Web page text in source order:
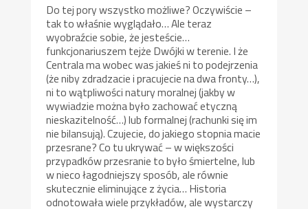
Do tej pory wszystko możliwe? Oczywiście –
tak to właśnie wyglądało… Ale teraz
wyobraźcie sobie, że jesteście…
funkcjonariuszem tejże Dwójki w terenie. I że
Centrala ma wobec was jakieś ni to podejrzenia
(że niby zdradzacie i pracujecie na dwa fronty…),
ni to wątpliwości natury moralnej (jakby w
wywiadzie można było zachować etyczną
nieskazitelność…) lub formalnej (rachunki się im
nie bilansują). Czujecie, do jakiego stopnia macie
przesrane? Co tu ukrywać – w większości
przypadków przesranie to było śmiertelne, lub
w nieco łagodniejszy sposób, ale równie
skutecznie eliminujące z życia… Historia
odnotowała wiele przykładów, ale wystarczy